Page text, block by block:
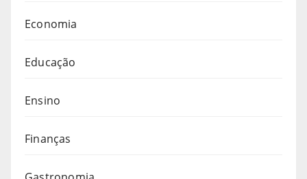
Economia
Educação
Ensino
Finanças